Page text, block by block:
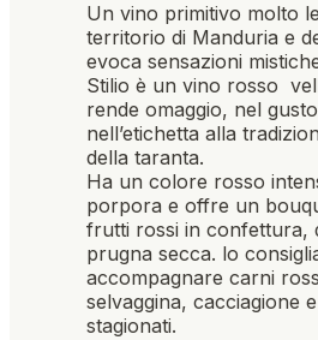
Un vino primitivo molto
territorio di Manduria e
evoca sensazioni
Stilio è un vino rosso
rende omaggio, nel
nell’etichetta alla
della taranta.
Ha un colore rosso
porpora e offre un
frutti rossi in confettura,
prugna secca. lo
accompagnare carni
selvaggina, cacciagione
stagionati.